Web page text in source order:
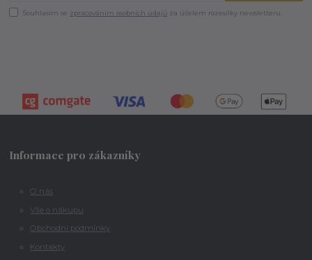
Souhlasím se zpracováním osobních údajů za účelem rozesílky newsletteru.
Informace pro zákazníky
O nás
Vše o nákupu
Obchodní podmínky
Kontakty